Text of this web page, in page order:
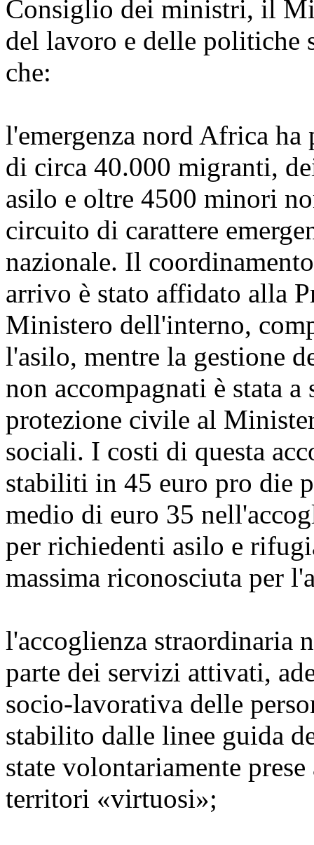
Consiglio dei ministri, il
del lavoro e delle politiche
che:
l'emergenza nord Africa
di circa 40.000 migranti,
asilo e oltre 4500 minori
circuito di carattere
nazionale. Il
arrivo è stato affidato alla
Ministero dell'interno,
l'asilo, mentre la gestione
non accompagnati è stata
protezione civile al
sociali. I costi di questa
stabiliti in 45 euro pro die
medio di euro 35
per richiedenti asilo e
massima riconosciuta per
l'accoglienza straordinaria
parte dei servizi attivati,
socio-lavorativa delle
stabilito dalle linee guida
state volontariamente
territori «virtuosi»;